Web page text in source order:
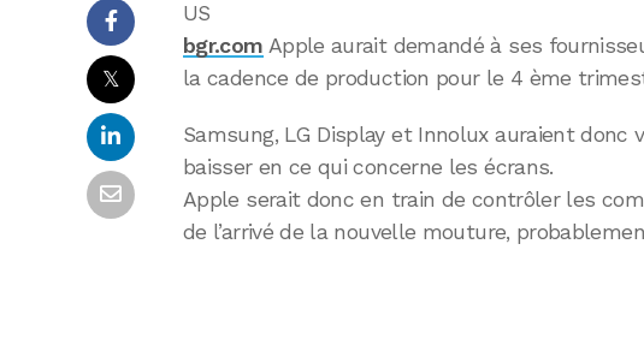
𝕏
US
bgr.com Apple aurait demandé à ses
la cadence de production pour le 4 ème
Samsung, LG Display et Innolux auraient
baisser en ce qui concerne les écrans.
Apple serait donc en train de contrôler les
de l’arrivé de la nouvelle mouture,